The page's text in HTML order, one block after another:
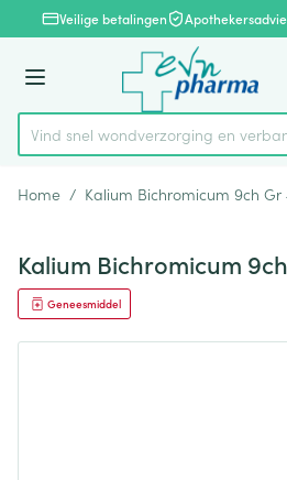
Ga naar de inhoud
1 van 1Veilige betalingen
Menu
Product, merk, categorie...
Vind snel wondverzorging en
Home / Kalium Bichromicum 9ch Gr
Kalium Bichromicum
Geneesmiddel